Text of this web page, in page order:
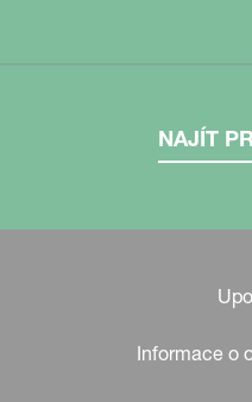
NAJÍT
Informace o